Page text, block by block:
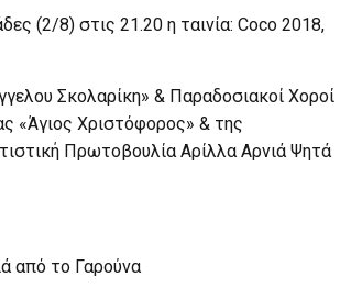
(2/8) στις 21.20 η ταινία: Coco 2018,
Σκολαρίκη» & Παραδοσιακοί Χοροί
«Άγιος Χριστόφορος» & της
Πρωτοβουλία Αρίλλα Αρνιά Ψητά
από το Γαρούνα